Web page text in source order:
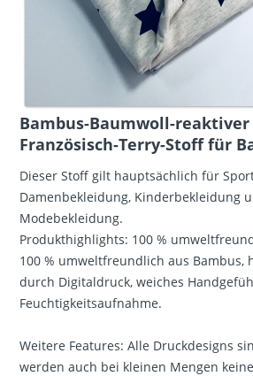
Bambus-Baumwoll-
Französisch-Terry-Stoff für
Dieser Stoff gilt hauptsächlich für
Damenbekleidung, Kinderbekleidung
Modebekleidung.
Produkthighlights: 100 %
100 % umweltfreundlich aus Bambus,
durch Digitaldruck, weiches
Feuchtigkeitsaufnahme.
Weitere Features: Alle Druckdesigns
werden auch bei kleinen Mengen keine